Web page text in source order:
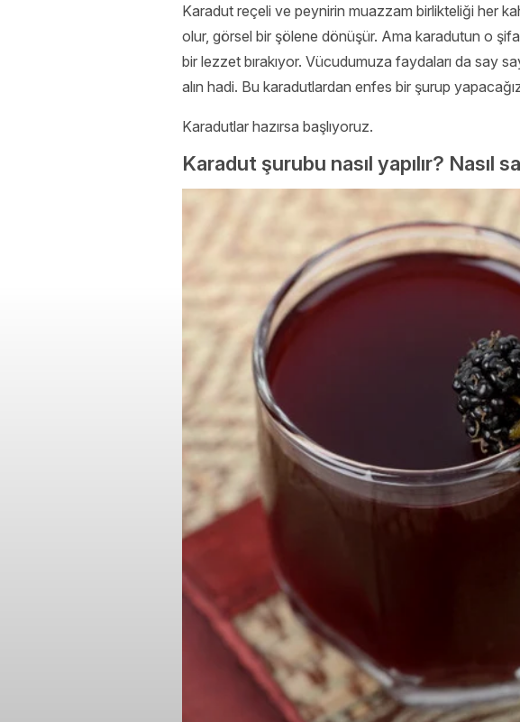
Karadut reçeli ve peynirin muazzam birlikteliği her
olur, görsel bir şölene dönüşür. Ama karadutun o
bir lezzet bırakıyor. Vücudumuza faydaları da say
alın hadi. Bu karadutlardan enfes bir şurup
Karadutlar hazırsa başlıyoruz.
Karadut şurubu nasıl yapılır? Nasıl